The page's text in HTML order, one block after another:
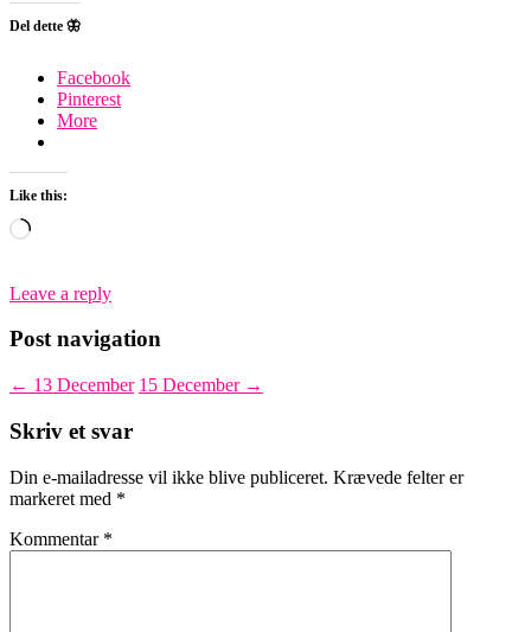
Del dette 🦋
Facebook
Pinterest
More
Like this:
Loading…
Leave a reply
Post navigation
← 13 December 15 December →
Skriv et svar
Din e-mailadresse vil ikke blive publiceret. Krævede felter er
markeret med *
Kommentar *